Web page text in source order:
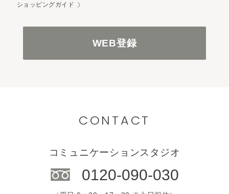
ショッピングガイド
WEB登録
CONTACT
コミュニケーションスタジオ
0120-090-030